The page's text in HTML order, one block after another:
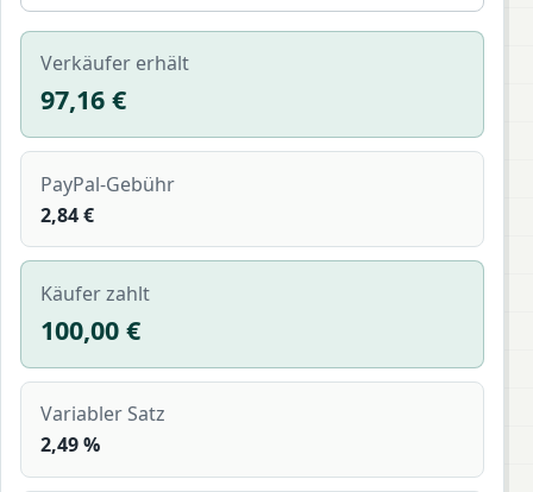
Verkäufer erhält
97,16 €
PayPal-Gebühr
2,84 €
Käufer zahlt
100,00 €
Variabler Satz
2,49 %